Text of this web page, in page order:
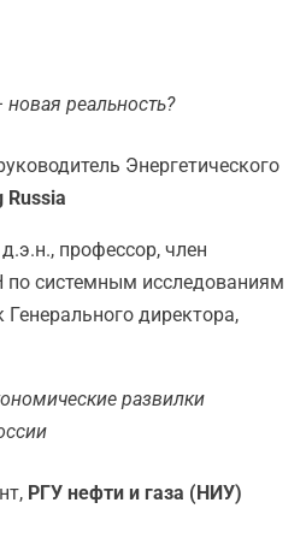
реальность?
Энергетического
Russia
д.э.н., профессор, член
по системным исследованиям
Генерального директора,
развилки
РГУ нефти и газа (НИУ)